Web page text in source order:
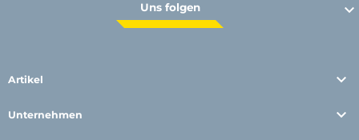
Uns folgen 
Artikel 
Unternehmen 